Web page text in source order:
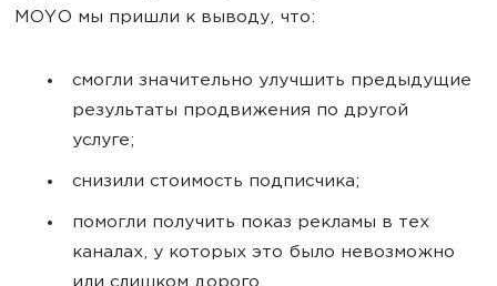
MOYO мы пришли к выводу, что:
смогли значительно улучшить предыдущие
результаты продвижения по другой
услуге;
снизили стоимость подписчика;
помогли получить показ рекламы в тех
каналах, у которых это было невозможно